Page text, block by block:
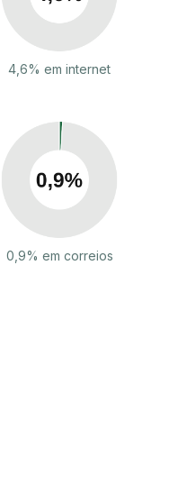
4,6% em internet
0,9% em correios